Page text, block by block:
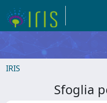
IRIS
Sfoglia